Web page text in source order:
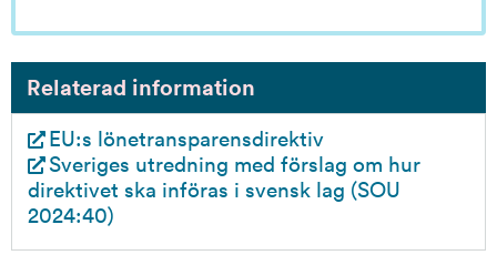
Relaterad information
EU:s lönetransparensdirektiv
Sveriges utredning med förslag om hur
direktivet ska införas i svensk lag (SOU
2024:40)